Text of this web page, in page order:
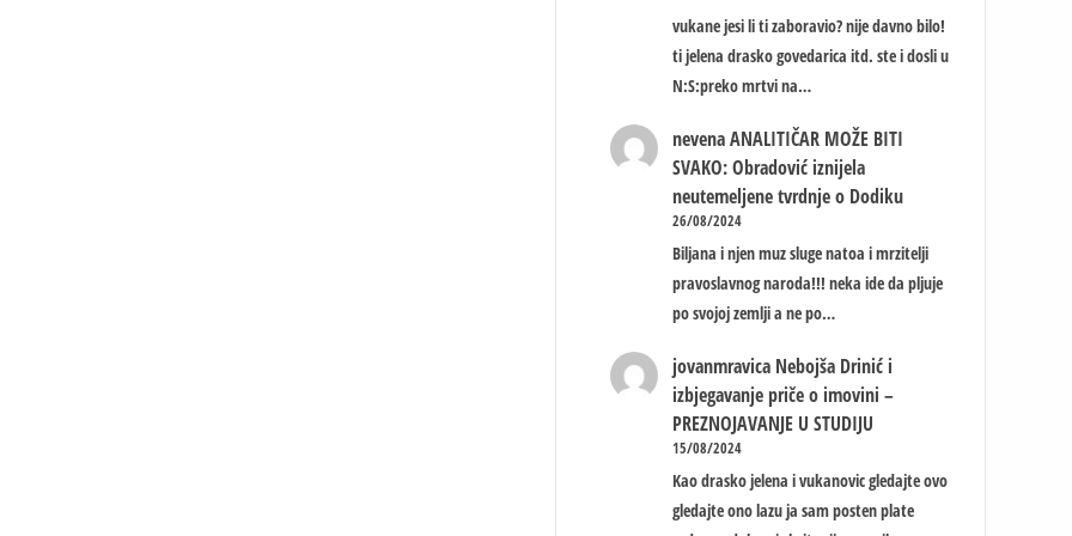
vukane jesi li ti zaboravio? nije davno bilo!
ti jelena drasko govedarica itd. ste i dosli u
N:S:preko mrtvi na…
nevena ANALITIČAR MOŽE BITI
SVAKO: Obradović iznijela
neutemeljene tvrdnje o Dodiku
26/08/2024
Biljana i njen muz sluge natoa i mrzitelji
pravoslavnog naroda!!! neka ide da pljuje
po svojoj zemlji a ne po…
jovanmravica Nebojša Drinić i
izbjegavanje priče o imovini –
PREZNOJAVANJE U STUDIJU
15/08/2024
Kao drasko jelena i vukanovic gledajte ovo
gledajte ono lazu ja sam posten plate